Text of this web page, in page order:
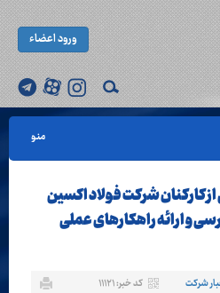
ورود اعضاء
منو
کارکنان شرکت فولاد اکسین
و ارائه راهکارهای عملی
شرکت کد خبر: ۱۱۱۲۱